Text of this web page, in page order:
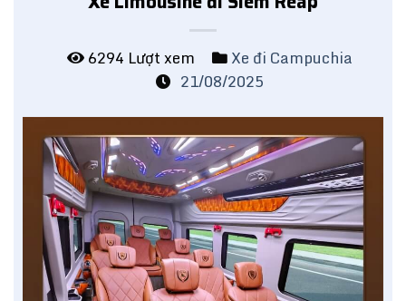
6294 Lượt xem
Xe đi Campuchia
21/08/2025